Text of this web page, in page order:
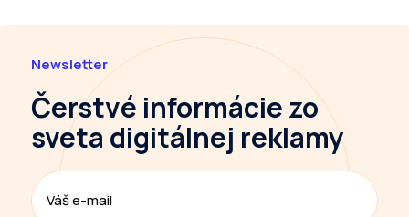
Newsletter
Čerstvé informáciezo
sveta digitálnej reklamy